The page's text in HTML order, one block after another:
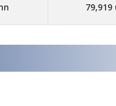
ท 79,919